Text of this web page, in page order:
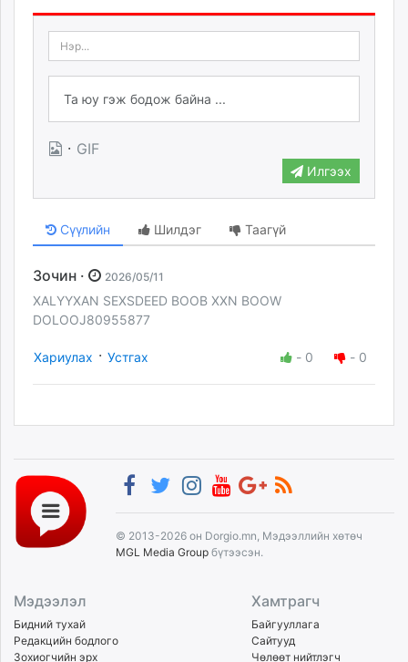
· GIF
Илгээх
Сүүлийн Шилдэг Таагүй
Зочин · 2026/05/11
XALYYXAN SEXSDEED BOOB XXN BOOW
DOLOOJ80955877
Хариулах · Устгах - 0 - 0
© 2013-2026 он Dorgio.mn, Мэдээллийн хөтөч
MGL Media Group бүтээсэн.
Мэдээлэл
Бидний тухай
Редакцийн бодлого
Зохиогчийн эрх
Хамтрагч
Байгууллага
Сайтууд
Чөлөөт нийтлэгч